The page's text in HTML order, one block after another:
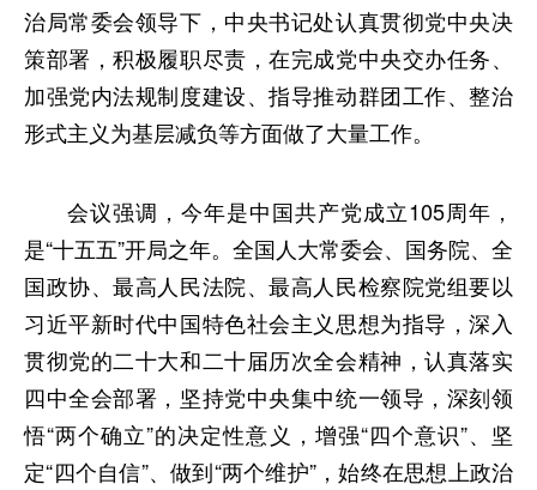
治局常委会领导下，中央书记处认真贯彻党中央决
策部署，积极履职尽责，在完成党中央交办任务、
加强党内法规制度建设、指导推动群团工作、整治
形式主义为基层减负等方面做了大量工作。
会议强调，今年是中国共产党成立105周年，
是“十五五”开局之年。全国人大常委会、国务院、全
国政协、最高人民法院、最高人民检察院党组要以
习近平新时代中国特色社会主义思想为指导，深入
贯彻党的二十大和二十届历次全会精神，认真落实
四中全会部署，坚持党中央集中统一领导，深刻领
悟“两个确立”的决定性意义，增强“四个意识”、坚
定“四个自信”、做到“两个维护”，始终在思想上政治